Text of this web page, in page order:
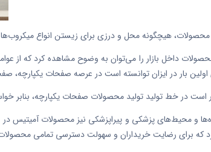
محصولات، هیچگونه محل و درزی برای زیستن انواع میکروب‌ها
داخل بازار را می‌توان به وضوح مشاهده کرد که از
توانسته است در عرصه صفحات یکپارچه، صفحات سنگی در طول ۷ متر و عرض ۲ متر را
است در خط تولید تولید محصولات صفحات یکپارچه، بنابر
و محیط‌های پزشکی و پیراپزشکی نیز محصولات آمیتیس
که برای رضایت خریداران و سهولت دسترسی تمامی